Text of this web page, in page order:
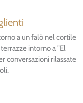
a un falò nel cortile
intorno a "El
conversazioni rilassate